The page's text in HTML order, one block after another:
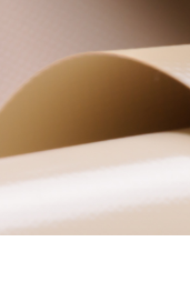
加工
帆布加工應用